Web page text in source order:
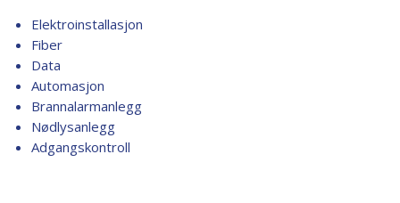
Elektroinstallasjon
Fiber
Data
Automasjon
Brannalarmanlegg
Nødlysanlegg
Adgangskontroll